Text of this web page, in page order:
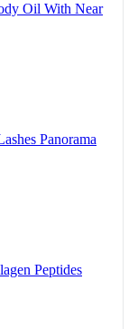
Oil With Near
Panorama
Peptides